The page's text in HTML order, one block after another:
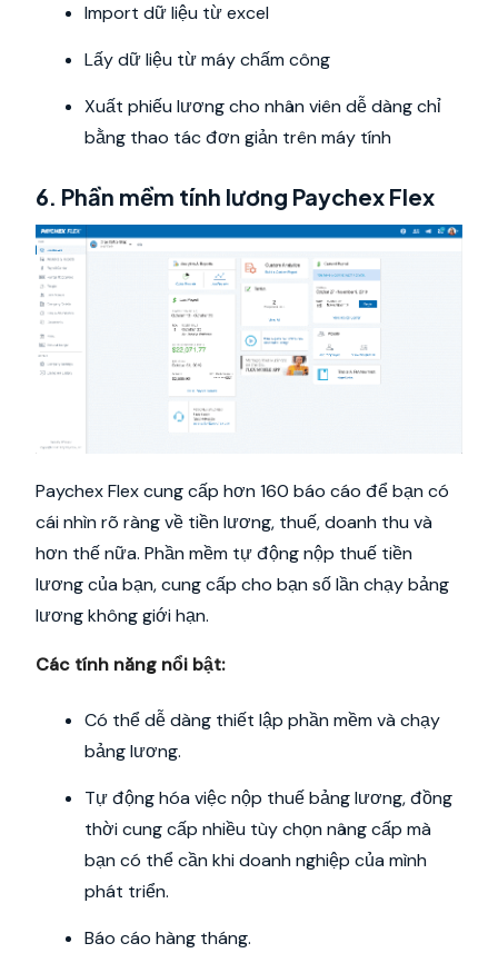
Import dữ liệu từ excel
Lấy dữ liệu từ máy chấm công
Xuất phiếu lương cho nhân viên dễ dàng chỉ
bằng thao tác đơn giản trên máy tính
6. Phần mềm tính lương Paychex Flex
Paychex Flex cung cấp hơn 160 báo cáo để bạn có
cái nhìn rõ ràng về tiền lương, thuế, doanh thu và
hơn thế nữa. Phần mềm tự động nộp thuế tiền
lương của bạn, cung cấp cho bạn số lần chạy bảng
lương không giới hạn.
Các tính năng nổi bật:
Có thể dễ dàng thiết lập phần mềm và chạy
bảng lương.
Tự động hóa việc nộp thuế bảng lương, đồng
thời cung cấp nhiều tùy chọn nâng cấp mà
bạn có thể cần khi doanh nghiệp của mình
phát triển.
Báo cáo hàng tháng.